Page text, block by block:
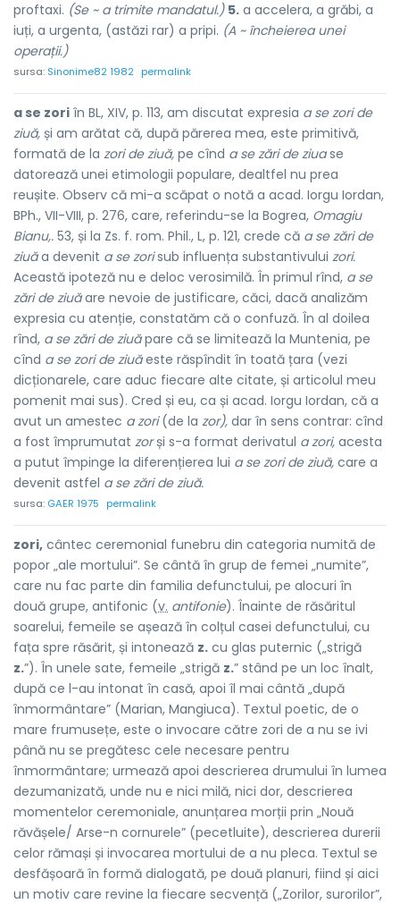
proftaxi. (Se ~ a trimite mandatul.) 5. a accelera, a grăbi, a
iuți, a urgenta, (astăzi rar) a pripi. (A ~ încheierea unei
operații.)
sursa: Sinonime82 1982 permalink
a se zori în BL, XIV, p. 113, am discutat expresia a se zori de
ziuă, și am arătat că, după părerea mea, este primitivă,
formată de la zori de ziuă, pe cînd a se zări de ziuase
datorează unei etimologii populare, dealtfel nu prea
reușite. Observ că mi-a scăpat o notă a acad. Iorgu Iordan,
BPh., VII-VIII, p. 276, care, referindu-se la Bogrea, Omagiu
Bianu,. 53, și la Zs. f. rom. Phil., L, p. 121, crede că a se zări de
ziuăa devenit a se zorisub influența substantivului zori.
Această ipoteză nu e deloc verosimilă. În primul rînd, a se
zări de ziuăare nevoie de justificare, căci, dacă analizăm
expresia cu atenție, constatăm că o confuză. În al doilea
rînd, a se zări de ziuăpare că se limitează la Muntenia, pe
cînd a se zori de ziuăeste răspîndit în toată țara (vezi
dicționarele, care aduc fiecare alte citate, și articolul meu
pomenit mai sus). Cred și eu, ca și acad. Iorgu Iordan, că a
avut un amestec a zori(de la zor), dar în sens contrar: cînd
a fost împrumutat zorși s-a format derivatul a zori, acesta
a putut împinge la diferențierea lui a se zori de ziuă, care a
devenit astfel a se zări de ziuă.
sursa: GAER 1975 permalink
zori, cântec ceremonial funebru din categoria numită de
popor „ale mortului”. Se cântă în grup de femei „numite”,
care nu fac parte din familia defunctului, pe alocuri în
două grupe, antifonic (v. antifonie). Înainte de răsăritul
soarelui, femeile se așează în colțul casei defunctului, cu
fața spre răsărit, și intonează z. cu glas puternic („strigă
z.”). În unele sate, femeile „strigă z.” stând pe un loc înalt,
după ce l-au intonat în casă, apoi îl mai cântă „după
înmormântare” (Marian, Mangiuca). Textul poetic, de o
mare frumusețe, este o invocare către zori de a nu se ivi
până nu se pregătesc cele necesare pentru
înmormântare; urmează apoi descrierea drumului în lumea
dezumanizată, unde nu e nici milă, nici dor, descrierea
momentelor ceremoniale, anunțarea morții prin „Nouă
răvășele/ Arse-n cornurele” (pecetluite), descrierea durerii
celor rămași și invocarea mortului de a nu pleca. Textul se
desfășoară în formă dialogată, pe două planuri, fiind și aici
un motiv care revine la fiecare secvență („Zorilor, surorilor”,